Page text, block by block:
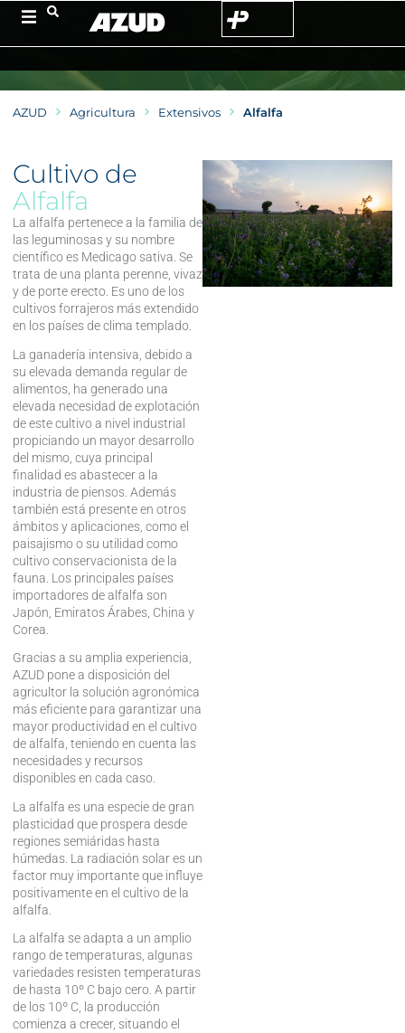
AZUD Agricultura Extensivos Alfalfa
Cultivo de
Alfalfa
La alfalfa pertenece a la familia de
las leguminosas y su nombre
científico es Medicago sativa. Se
trata de una planta perenne, vivaz
y de porte erecto. Es uno de los
cultivos forrajeros más extendido
en los países de clima templado.
La ganadería intensiva, debido a
su elevada demanda regular de
alimentos, ha generado una
elevada necesidad de explotación
de este cultivo a nivel industrial
propiciando un mayor desarrollo
del mismo, cuya principal
finalidad es abastecer a la
industria de piensos. Además
también está presente en otros
ámbitos y aplicaciones, como el
paisajismo o su utilidad como
cultivo conservacionista de la
fauna. Los principales países
importadores de alfalfa son
Japón, Emiratos Árabes, China y
Corea.
Gracias a su amplia experiencia,
AZUD pone a disposición del
agricultor la solución agronómica
más eficiente para garantizar una
mayor productividad en el cultivo
de alfalfa, teniendo en cuenta las
necesidades y recursos
disponibles en cada caso.
La alfalfa es una especie de gran
plasticidad que prospera desde
regiones semiáridas hasta
húmedas. La radiación solar es un
factor muy importante que influye
positivamente en el cultivo de la
alfalfa.
La alfalfa se adapta a un amplio
rango de temperaturas, algunas
variedades resisten temperaturas
de hasta 10º C bajo cero. A partir
de los 10º C, la producción
comienza a crecer, situando el